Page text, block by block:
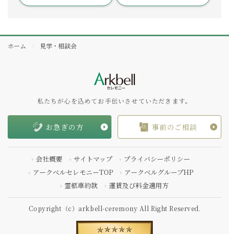
ホーム 見学・相談会
私たちが心を込めてお手伝いさせていただきます。
お急ぎの方 事前のご相談
会社概要 サイトマップ
プライバシーポリシー
アークベルセレモニーTOP
アークベルグループHP
霊柩車約款
運賃及び料金適用方
Copyright（c）arkbell-ceremony All Right Reserved.